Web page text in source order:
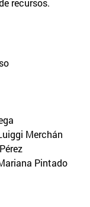
recursos.
Merchán
Pintado